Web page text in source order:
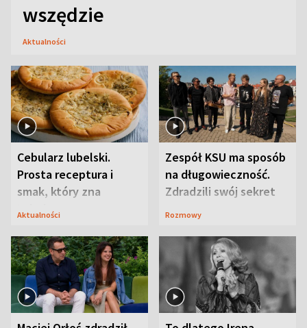
wszędzie
Aktualności
Cebularz lubelski.
Prosta receptura i
smak, który zna
Lubelszczyzna
Aktualności
Zespół KSU ma sposób
na długowieczność.
Zdradzili swój sekret
Rozmowy